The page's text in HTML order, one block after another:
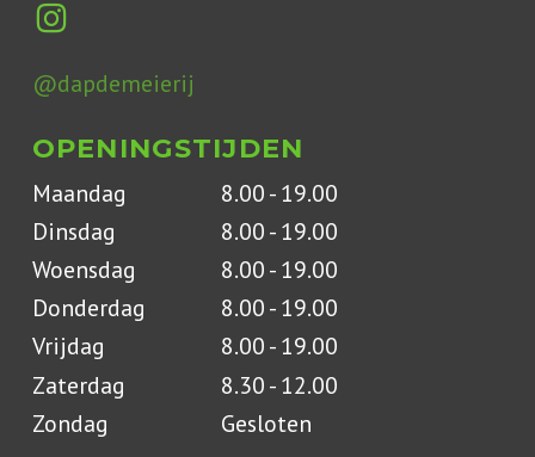
@dapdemeierij
OPENINGSTIJDEN
Maandag
8.00 - 19.00
Dinsdag
8.00 - 19.00
Woensdag
8.00 - 19.00
Donderdag
8.00 - 19.00
Vrijdag
8.00 - 19.00
Zaterdag
8.30 - 12.00
Zondag
Gesloten